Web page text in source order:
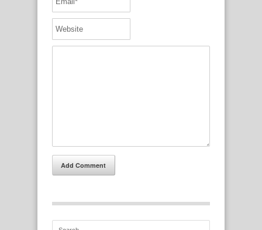
Add Comment